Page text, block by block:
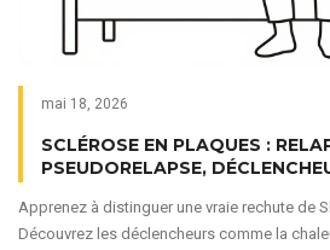
mai 18, 2026
SCLÉROSE EN PLAQUES :
PSEUDORELAPSE,
Apprenez à distinguer une vraie rechute de
Découvrez les déclencheurs comme la